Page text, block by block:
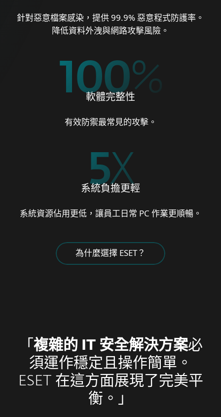
針對惡意檔案感染，提供 99.9% 惡意程式防護率。
降低資料外洩與網路攻擊風險。
100%
軟體完整性
有效防禦最常見的攻擊。
5X
系統負擔更輕
系統資源佔用更低，讓員工日常 PC 作業更順暢。
為什麼選擇 ESET？
「 複雜的 IT 安全解決方案必
須運作穩定且操作簡單。
ESET 在這方面展現了完美平
衡。」